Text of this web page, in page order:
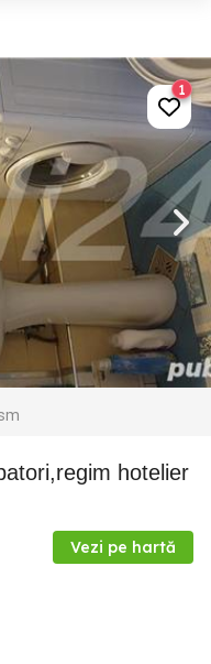
1
hotelier
Vezi pe hartă